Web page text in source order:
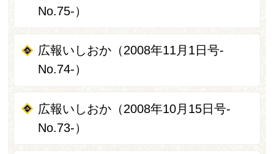
No.75-）
広報いしおか（2008年11月1日号-
No.74-）
広報いしおか（2008年10月15日号-
No.73-）